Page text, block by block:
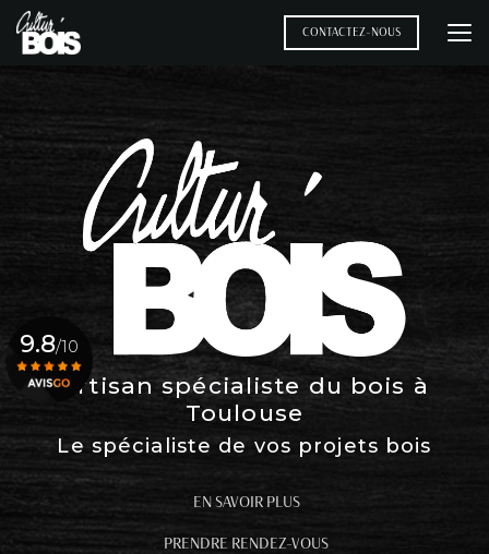
Aller
au
contenu
CONTACTEZ-NOUS
Artisan spécialiste du bois à
Toulouse
Le spécialiste de vos projets bois
EN SAVOIR PLUS
PRENDRE RENDEZ-VOUS
9.8/10